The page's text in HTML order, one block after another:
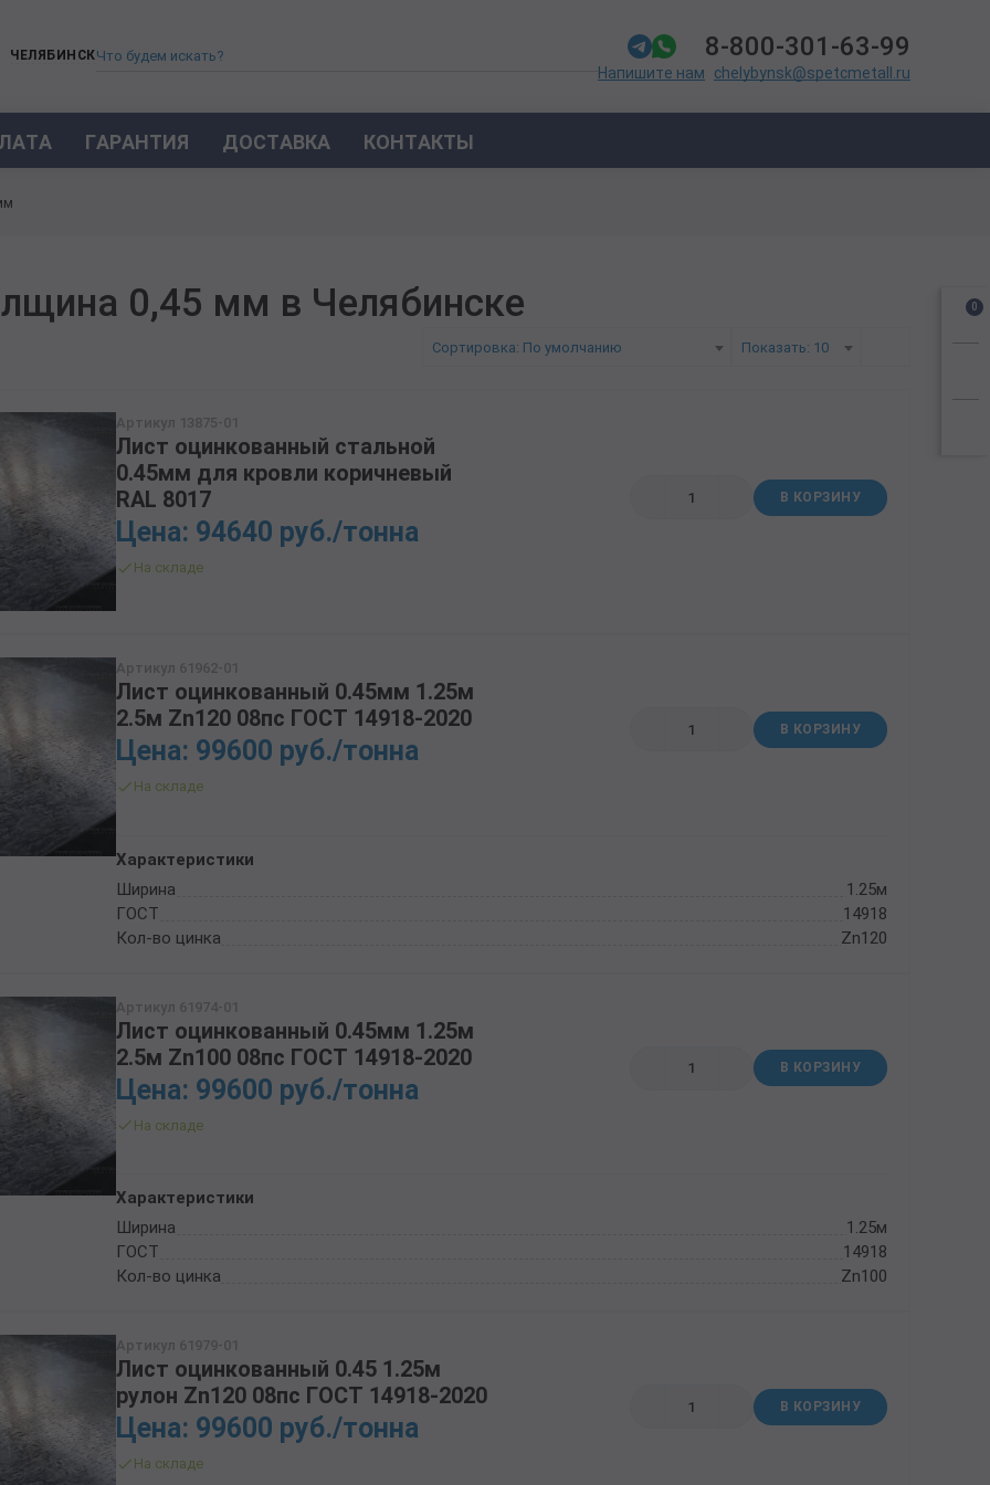
ЧЕЛЯБИНСК
Напишите нам
8-800-301-63-99
chelybynsk@spetcmetall.ru
ГАРАНТИЯ ДОСТАВКА КОНТАКТЫ
ТРУБА СТАЛЬНАЯ ОЦИНКОВАННАЯ
ТРУБА ТОЛСТОСТЕННАЯ
ТРУБА ЛЕГИРОВАННАЯ
ТРУБЫ ИЗ УГЛЕРОДИСТОЙ СТАЛИ
ТРУБА ГАЗЛИФТНАЯ
ТРУБА БУРИЛЬНАЯ СБТМ, ТБСУ
ТРУБА КОТЕЛЬНАЯ
ТРУБА КРЕКИНГОВАЯ
ТРУБА МАГИСТРАЛЬНАЯ
ТРУБА НЕФТЕПРОВОДНАЯ
ТРУБА ОБСАДНАЯ
ТРУБА СПИРАЛЕШОВНАЯ
ТРУБЫ СТАЛЬНЫЕ ЛЕЖАЛЫЕ Б/У
ТРУБА ВОССТАНОВЛЕННАЯ
ТРУБЫ В ВУС ИЗОЛЯЦИИ
0
0,45 мм в Челябинске
Сортировка: По умолчанию Показать: 10
Артикул 13875-01
Лист оцинкованный стальной
0.45мм для кровли коричневый
RAL 8017
Цена: 94640 руб./тонна
На складе
В КОРЗИНУ
Артикул 61962-01
Лист оцинкованный 0.45мм 1.25м
2.5м Zn120 08пс ГОСТ 14918-2020
Цена: 99600 руб./тонна
На складе
В КОРЗИНУ
Характеристики
Ширина
1.25м
ГОСТ
14918
Кол-во цинка
Zn120
Артикул 61974-01
Лист оцинкованный 0.45мм 1.25м
2.5м Zn100 08пс ГОСТ 14918-2020
Цена: 99600 руб./тонна
На складе
В КОРЗИНУ
Характеристики
Ширина
1.25м
ГОСТ
14918
Кол-во цинка
Zn100
Артикул 61979-01
Лист оцинкованный 0.45 1.25м
рулон Zn120 08пс ГОСТ 14918-2020
Цена: 99600 руб./тонна
На складе
В КОРЗИНУ